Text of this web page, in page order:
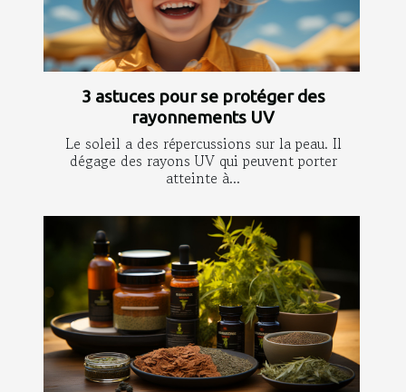
3 astuces pour se protéger des
rayonnements UV
Le soleil a des répercussions sur la peau. Il
dégage des rayons UV qui peuvent porter
atteinte à...